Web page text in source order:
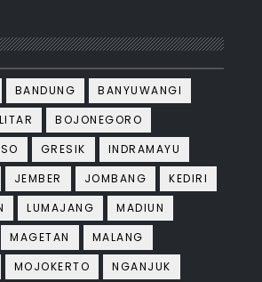
BANDUNG
BANYUWANGI
BOJONEGORO
GRESIK
INDRAMAYU
JEMBER JOMBANG
KEDIRI
LUMAJANG
MADIUN
MAGETAN
MALANG
MOJOKERTO NGANJUK